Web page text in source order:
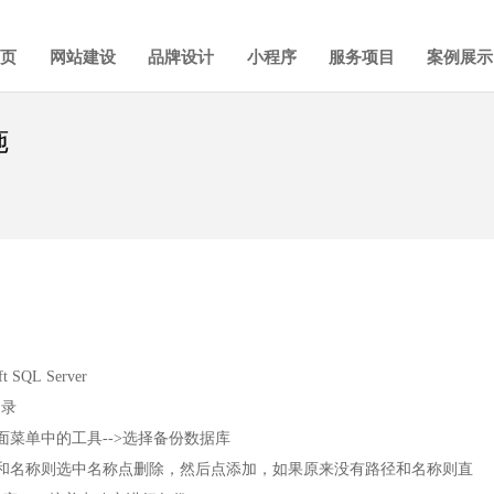
网站建设 品牌设计 小程序 服务项目 案例展示
SQL Server
菜单中的工具-->选择备份数据库
称则选中名称点删除，然后点添加，如果原来没有路径和名称则直